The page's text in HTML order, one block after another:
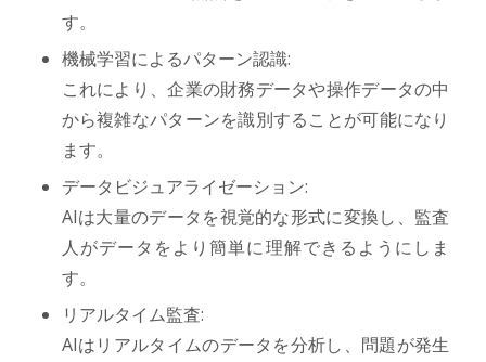
す。
機械学習によるパターン認識:
これにより、企業の財務データや操作データの中
から複雑なパターンを識別することが可能になり
ます。
データビジュアライゼーション:
AIは大量のデータを視覚的な形式に変換し、監査
人がデータをより簡単に理解できるようにしま
す。
リアルタイム監査:
AIはリアルタイムのデータを分析し、問題が発生